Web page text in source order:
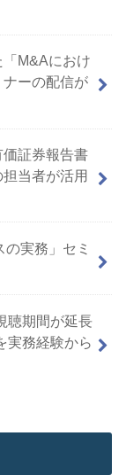
「M&Aにおけ
ーの配信が
証券報告書
当者が活用
の実務」セミ
聴期間が延長
実務経験から